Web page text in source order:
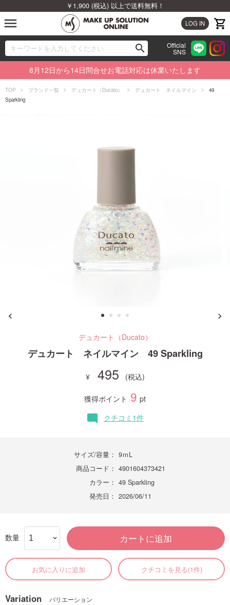
￥1,900 (税込) 以上で送料無料！
LOG IN
menu
search
00
Official
SNS
ブランドから探す
カテゴリから探す
8月12日から14日問合せお電話対応は休業いたします
TOP ブランド一覧 デュカート（Ducato） デュカート ネイルマイン
49
Sparkling
デュカート（Ducato）
デュカート ネイルマイン 49 Sparkling
495
獲得ポイント 9 pt
mode_comment クチコミ1件
サイズ/容量： 9ｍL
商品コード： 4901604373421
カラー： 49 Sparkling
発売日： 2026/06/11
数量 カートに追加
お気に入りに追加 クチコミを見る(1件)
Variation バリエーション